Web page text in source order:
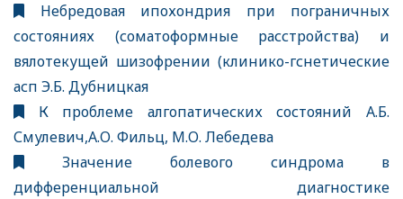
Небредовая ипохондрия при пограничных
состояниях (соматоформные расстройства) и
вялотекущей шизофрении (клинико-гснетические
асп Э.Б. Дубницкая
К проблеме алгопатических состояний А.Б.
Смулевич,А.О. Фильц, М.О. Лебедева
Значение болевого синдрома в
дифференциальной диагностике